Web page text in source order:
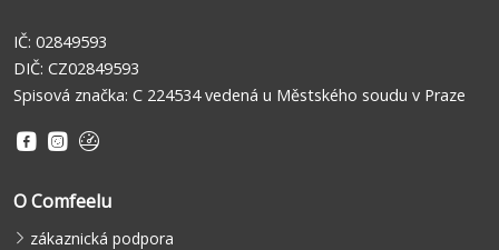
IČ: 02849593
DIČ: CZ02849593
Spisová značka: C 224534 vedená u Městského soudu v Praze
O Comfeelu
zákaznická podpora